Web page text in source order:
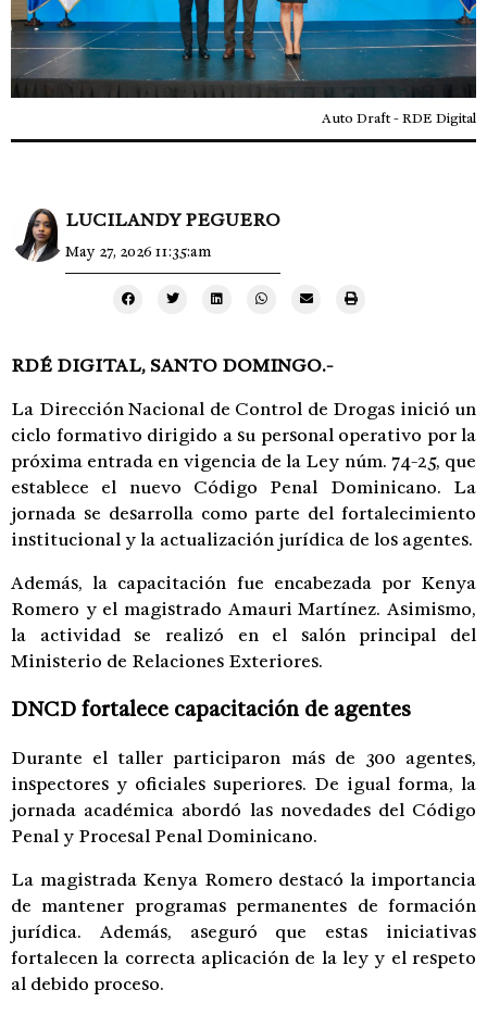
Auto Draft - RDE Digital
LUCILANDY PEGUERO
May 27, 2026 11:35:am
RDÉ DIGITAL, SANTO DOMINGO.-
La Dirección Nacional de Control de Drogas inició un
ciclo formativo dirigido a su personal operativo por la
próxima entrada en vigencia de la Ley núm. 74-25, que
establece el nuevo Código Penal Dominicano. La
jornada se desarrolla como parte del fortalecimiento
institucional y la actualización jurídica de los agentes.
Además, la capacitación fue encabezada por Kenya
Romero y el magistrado Amauri Martínez. Asimismo,
la actividad se realizó en el salón principal del
Ministerio de Relaciones Exteriores.
DNCD fortalece capacitación de agentes
Durante el taller participaron más de 300 agentes,
inspectores y oficiales superiores. De igual forma, la
jornada académica abordó las novedades del Código
Penal y Procesal Penal Dominicano.
La magistrada Kenya Romero destacó la importancia
de mantener programas permanentes de formación
jurídica. Además, aseguró que estas iniciativas
fortalecen la correcta aplicación de la ley y el respeto
al debido proceso.